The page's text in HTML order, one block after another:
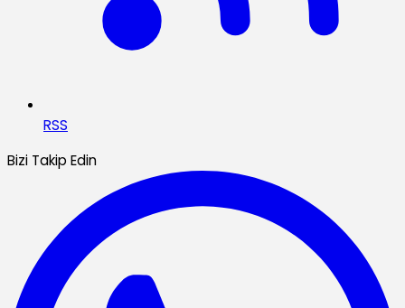
RSS
Bizi Takip Edin